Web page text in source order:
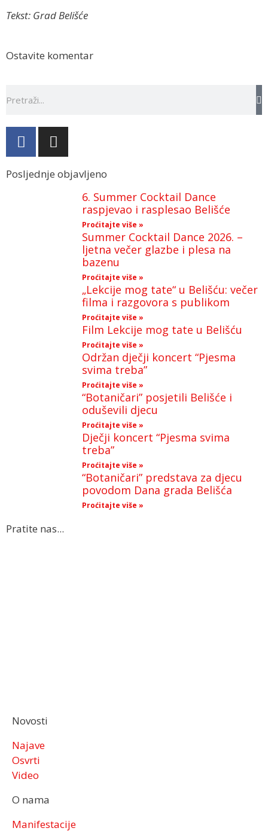
Tekst: Grad Belišće
Ostavite komentar
Posljednje objavljeno
6. Summer Cocktail Dance
raspjevao i rasplesao Belišće
Proćitajte više »
Summer Cocktail Dance 2026. –
ljetna večer glazbe i plesa na
bazenu
Proćitajte više »
„Lekcije mog tate“ u Belišću: večer
filma i razgovora s publikom
Proćitajte više »
Film Lekcije mog tate u Belišću
Proćitajte više »
Održan dječji koncert “Pjesma
svima treba”
Proćitajte više »
“Botaničari” posjetili Belišće i
oduševili djecu
Proćitajte više »
Dječji koncert “Pjesma svima
treba”
Proćitajte više »
“Botaničari” predstava za djecu
povodom Dana grada Belišća
Proćitajte više »
Pratite nas...
Novosti
Najave
Osvrti
Video
O nama
Manifestacije